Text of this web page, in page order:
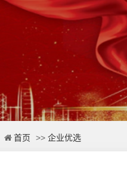
首页 >> 企业优选